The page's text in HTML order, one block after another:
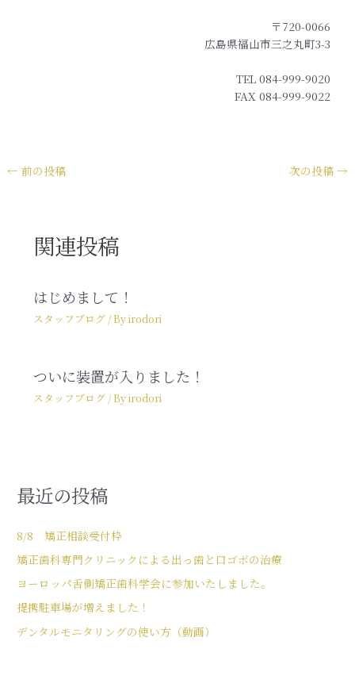
〒720-0066
広島県福山市三之丸町3-3
TEL 084-999-9020
FAX 084-999-9022
← 前の投稿 次の投稿 →
関連投稿
はじめまして！
スタッフブログ/ Byirodori
ついに装置が入りました！
スタッフブログ/ Byirodori
最近の投稿
8/8 矯正相談受付枠
矯正歯科専門クリニックによる出っ歯と口ゴボの治療
ヨーロッパ舌側矯正歯科学会に参加いたしました。
提携駐車場が増えました！
デンタルモニタリングの使い方（動画）